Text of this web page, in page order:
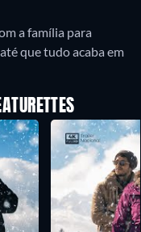
a família para
que tudo acaba em